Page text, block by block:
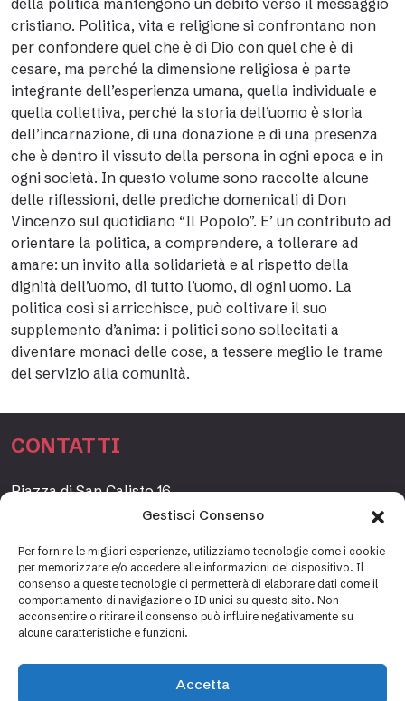
Gestisci Consenso
Per fornire le migliori esperienze, utilizziamo tecnologie come i cookie
per memorizzare e/o accedere alle informazioni del dispositivo. Il
consenso a queste tecnologie ci permetterà di elaborare dati come il
comportamento di navigazione o ID unici su questo sito. Non
acconsentire o ritirare il consenso può influire negativamente su
alcune caratteristiche e funzioni.
Accetta
della politica mantengono un debito verso il messaggio
cristiano. Politica, vita e religione si confrontano non
per confondere quel che è di Dio con quel che è di
cesare, ma perché la dimensione religiosa è parte
integrante dell’esperienza umana, quella individuale e
quella collettiva, perché la storia dell’uomo è storia
dell’incarnazione, di una donazione e di una presenza
che è dentro il vissuto della persona in ogni epoca e in
ogni società. In questo volume sono raccolte alcune
delle riflessioni, delle prediche domenicali di Don
Vincenzo sul quotidiano “Il Popolo”. E’ un contributo ad
orientare la politica, a comprendere, a tollerare ad
amare: un invito alla solidarietà e al rispetto della
dignità dell’uomo, di tutto l’uomo, di ogni uomo. La
politica così si arricchisce, può coltivare il suo
supplemento d’anima: i politici sono sollecitati a
diventare monaci delle cose, a tessere meglio le trame
del servizio alla comunità.
CONTATTI
Piazza di San Calisto 16,
www.fondazioneetagrande.org
SEGRETERIA
info@fondazioneetagrande.it